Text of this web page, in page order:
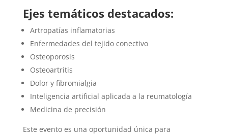
Ejes temáticos destacados:
Artropatías inflamatorias
Enfermedades del tejido conectivo
Osteoporosis
Osteoartritis
Dolor y fibromialgia
Inteligencia artificial aplicada a la reumatología
Medicina de precisión
Este evento es una oportunidad única para